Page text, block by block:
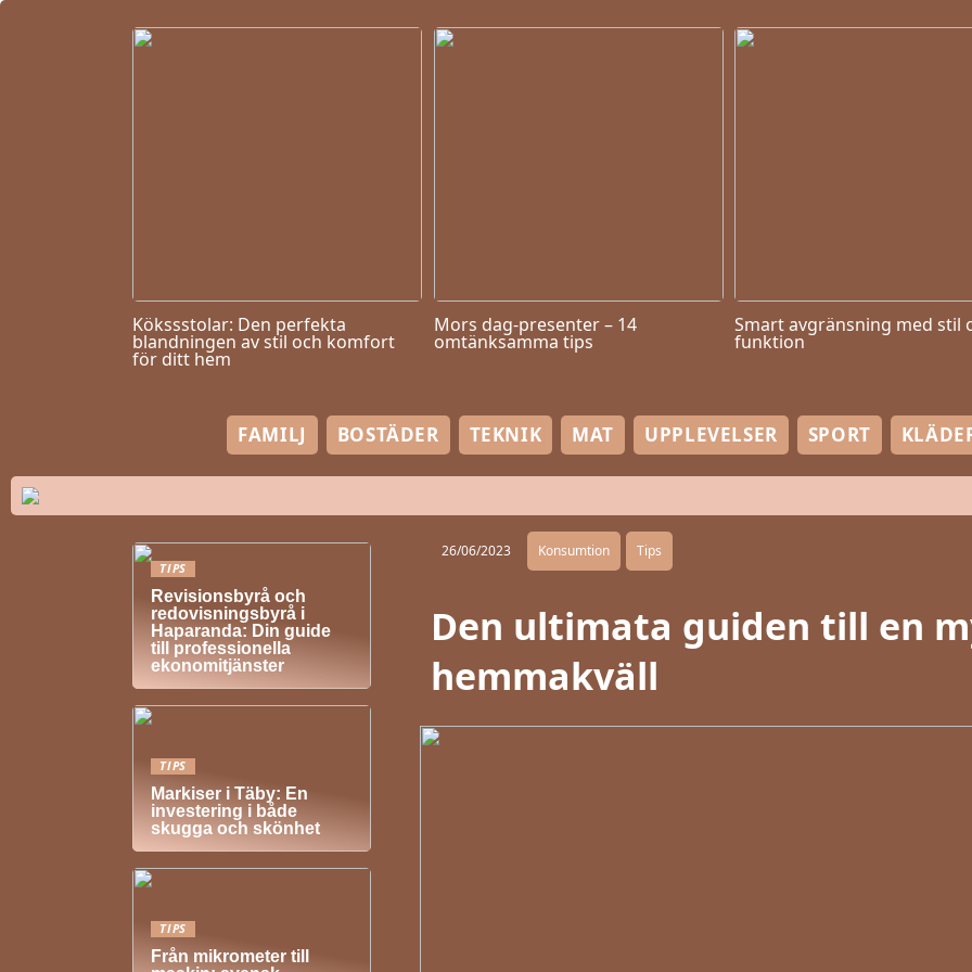
Kökssstolar: Den perfekta
blandningen av stil och komfort
för ditt hem
Mors dag-presenter – 14
omtänksamma tips
Smart avgränsning med stil
funktion
FAMILJ BOSTÄDER TEKNIK MAT UPPLEVELSER SPORT
26/06/2023 Konsumtion Tips
Den ultimata guiden till en
hemmakväll
TIPS
Revisionsbyrå och
redovisningsbyrå i
Haparanda: Din guide
till professionella
ekonomitjänster
TIPS
Markiser i Täby: En
investering i både
skugga och skönhet
TIPS
Från mikrometer till